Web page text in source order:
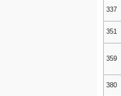
337
351
359
380